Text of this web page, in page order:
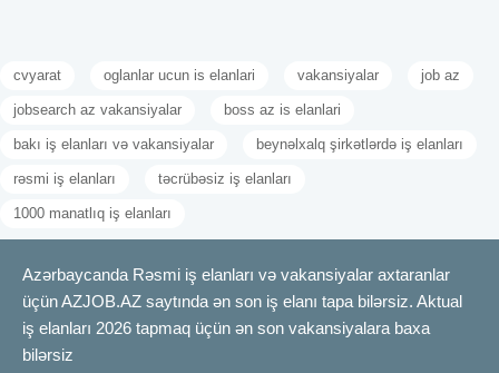
cvyarat oglanlar ucun is elanlari vakansiyalar job az
jobsearch az vakansiyalar boss az is elanlari
bakı iş elanları və vakansiyalar beynəlxalq şirkətlərdə iş elanları
rəsmi iş elanları təcrübəsiz iş elanları
1000 manatlıq iş elanları
Azərbaycanda Rəsmi iş elanları və vakansiyalar axtaranlar
üçün AZJOB.AZ saytında ən son iş elanı tapa bilərsiz. Aktual
iş elanları 2026 tapmaq üçün ən son vakansiyalara baxa
bilərsiz